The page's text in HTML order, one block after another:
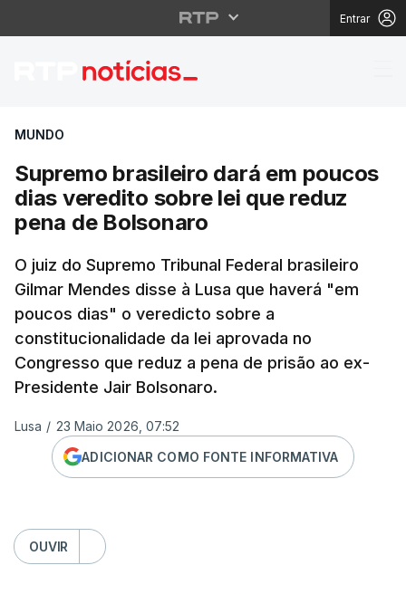
Entrar
Supremo brasileiro
MUNDO
Supremo brasileiro dará em poucos
dias veredito sobre lei que reduz
pena de Bolsonaro
O juiz do Supremo Tribunal Federal brasileiro
Gilmar Mendes disse à Lusa que haverá "em
poucos dias" o veredicto sobre a
constitucionalidade da lei aprovada no
Congresso que reduz a pena de prisão ao ex-
Presidente Jair Bolsonaro.
Lusa / 23 Maio 2026, 07:52
ADICIONAR COMO FONTE INFORMATIVA
OUVIR